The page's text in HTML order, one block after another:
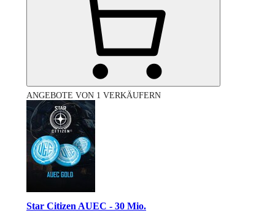
ANGEBOTE VON 1 VERKÄUFERN
Star Citizen AUEC - 30 Mio.